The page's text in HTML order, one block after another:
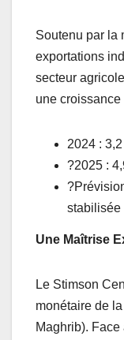
Soutenu par la
exportations
secteur
une
2024 :
?2025 :
stabilisée
Une Maîtrise
Le Stimson
monétaire de
Maghrib).